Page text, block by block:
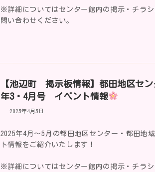
※詳細についてはセンター館内の掲示・チラ
問い合わせください。
【池辺町 掲示板情報】都田地区セン
年3・4月号 イベント情報
2025年4月5日
2025年4月～5月の都田地区センター・都田地
ト情報をご紹介いたします！
※詳細についてはセンター館内の掲示・チラ